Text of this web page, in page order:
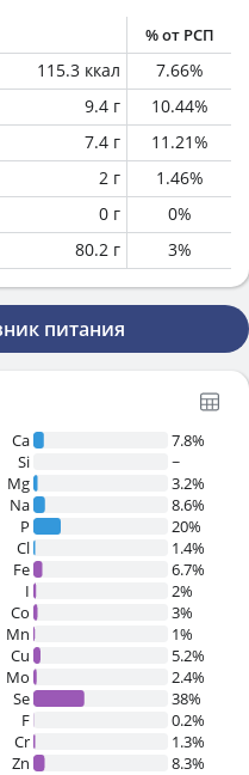
% от РСП
115.3 ккал 7.66%
9.4 г 10.44%
7.4 г 11.21%
2 г 1.46%
0 г 0%
80.2 г 3%
питания
Ca
7.8%
Si
~
Mg
3.2%
Na
8.6%
P
20%
Cl
1.4%
Fe
6.7%
I
2%
Co
3%
Mn
1%
Cu
5.2%
Mo
2.4%
Se
38%
F
0.2%
Cr
1.3%
Zn
8.3%